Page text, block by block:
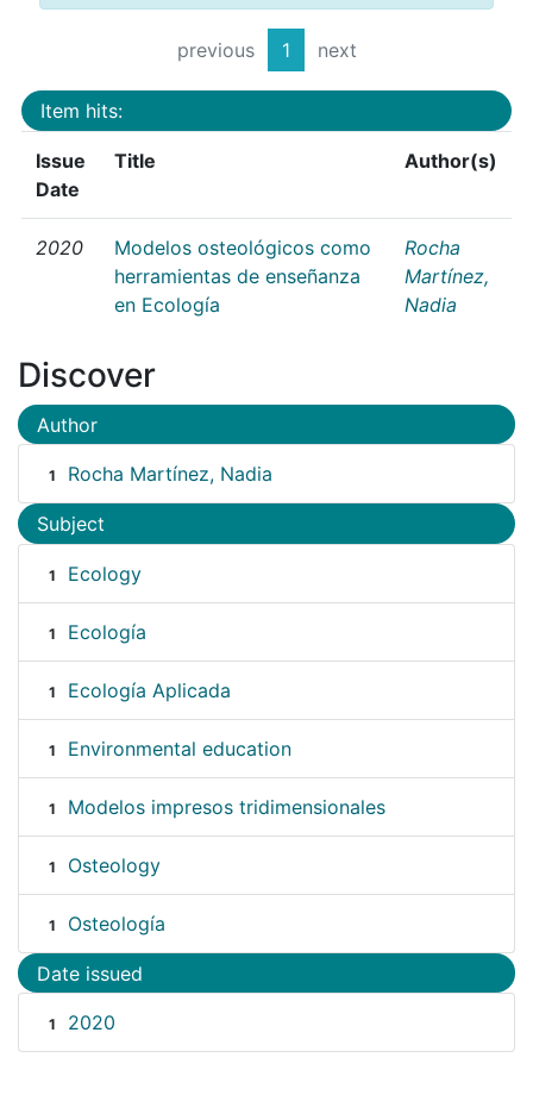
previous 1 next
Item hits:
Issue
Date
Title Author(s)
2020
Modelos osteológicos como
herramientas de enseñanza
en Ecología
Rocha
Martínez,
Nadia
Discover
Author
1 Rocha Martínez, Nadia
Subject
1 Ecology
1 Ecología
1 Ecología Aplicada
1 Environmental education
1 Modelos impresos tridimensionales
1 Osteology
1 Osteología
Date issued
1 2020